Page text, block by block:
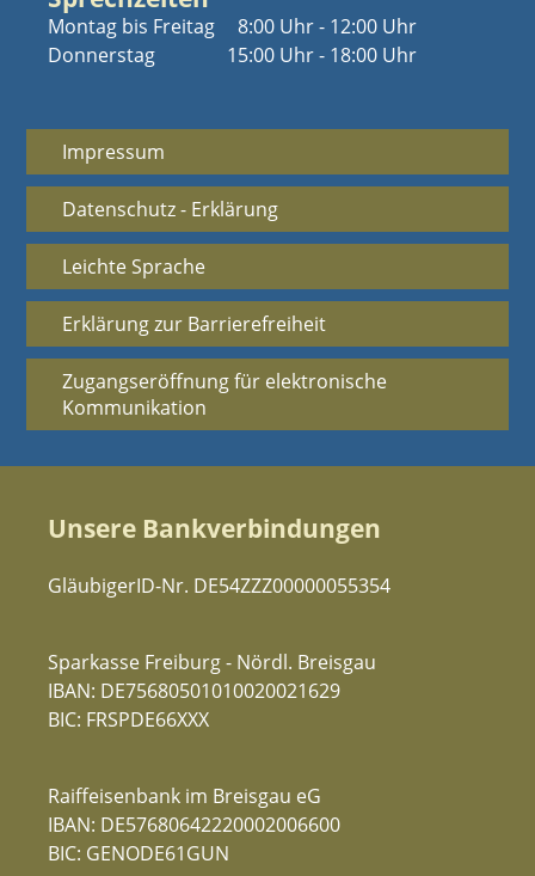
Montag bis Freitag
Donnerstag
8:00 Uhr - 12:00 Uhr
15:00 Uhr - 18:00 Uhr
Impressum
Datenschutz - Erklärung
Leichte Sprache
Erklärung zur Barrierefreiheit
Zugangseröffnung für elektronische
Kommunikation
Unsere Bankverbindungen
GläubigerID-Nr. DE54ZZZ00000055354
Sparkasse Freiburg - Nördl. Breisgau
IBAN: DE75680501010020021629
BIC: FRSPDE66XXX
Raiffeisenbank im Breisgau eG
IBAN: DE57680642220002006600
BIC: GENODE61GUN